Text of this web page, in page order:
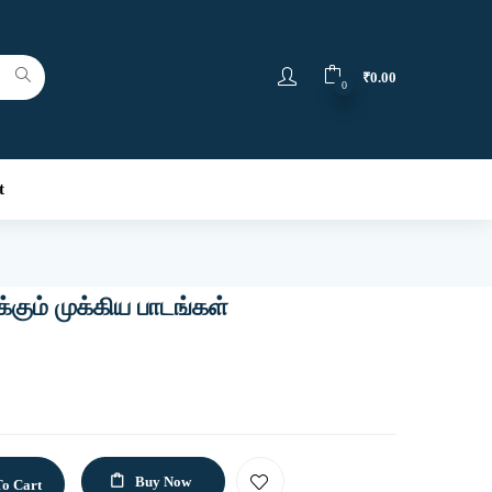
0 ₹0.00
முக்கிய பாடங்கள்
Cart Buy Now